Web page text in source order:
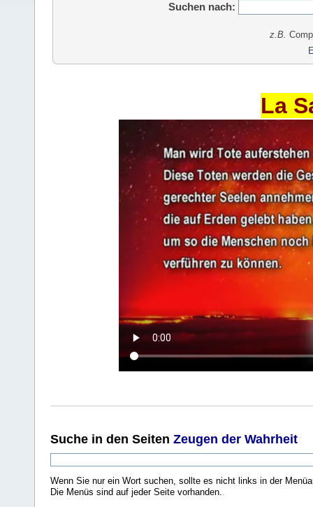
Suchen nach:
z.B.
La
Suche in den Seiten Zeugen der Wahrheit
Wenn Sie nur ein Wort suchen, sollte es nicht links in der
Die Menüs sind auf jeder Seite vorhanden..